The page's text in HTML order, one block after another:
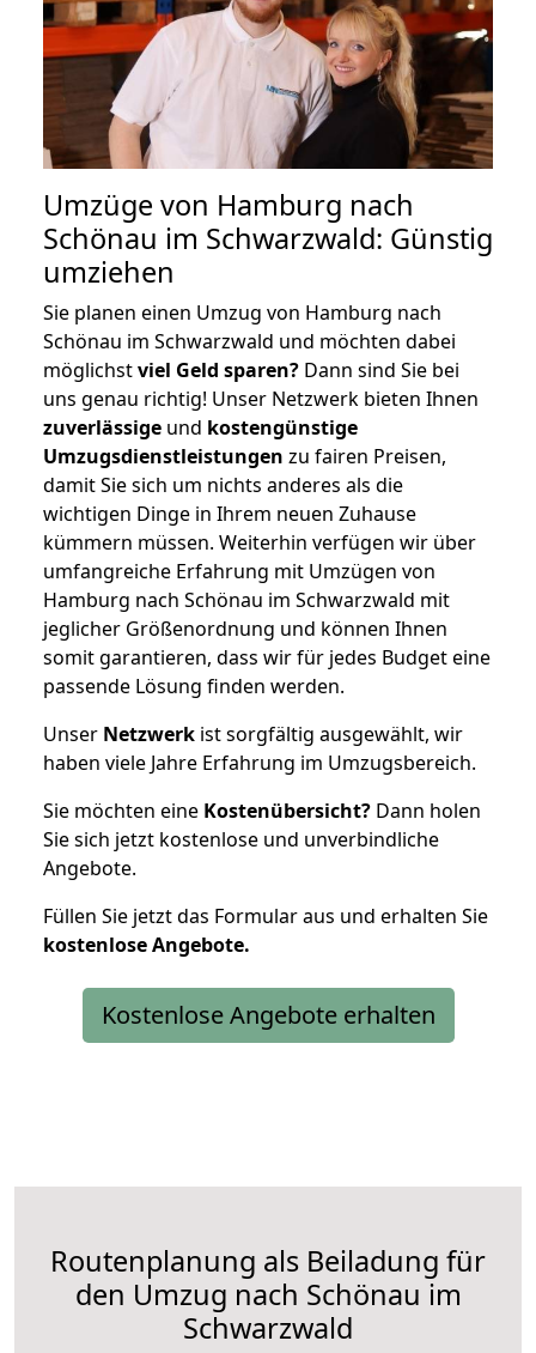
Umzüge von Hamburg nach
Schönau im Schwarzwald: Günstig
umziehen
Sie planen einen Umzug von Hamburg nach
Schönau im Schwarzwald und möchten dabei
möglichstviel Geld sparen? Dann sind Sie bei
uns genau richtig! Unser Netzwerk bieten Ihnen
zuverlässige und kostengünstige
Umzugsdienstleistungen zu fairen Preisen,
damit Sie sich um nichts anderes als die
wichtigen Dinge in Ihrem neuen Zuhause
kümmern müssen. Weiterhin verfügen wir über
umfangreiche Erfahrung mit Umzügen von
Hamburg nach Schönau im Schwarzwald mit
jeglicher Größenordnung und können Ihnen
somit garantieren, dass wir für jedes Budget eine
passende Lösung finden werden.
Unser Netzwerk ist sorgfältig ausgewählt, wir
haben viele Jahre Erfahrung im Umzugsbereich.
Sie möchten eine Kostenübersicht? Dann holen
Sie sich jetzt kostenlose und unverbindliche
Angebote.
Füllen Sie jetzt das Formular aus und erhalten Sie
kostenloseAngebote.
Kostenlose Angebote erhalten
Routenplanung als Beiladung für
den Umzug nach Schönau im
Schwarzwald